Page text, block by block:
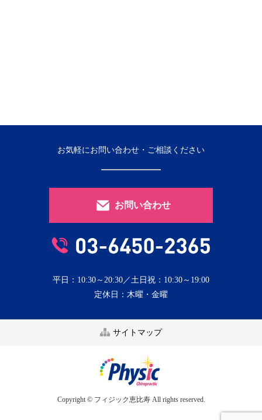
お気軽にお問い合わせ・ご相談ください
お問い合わせ
平日：10:30～20:30／土日祝：10:30～19:00
定休日：木曜・金曜
サイトマップ
Copyright © フィジック恵比寿 All rights reserved.